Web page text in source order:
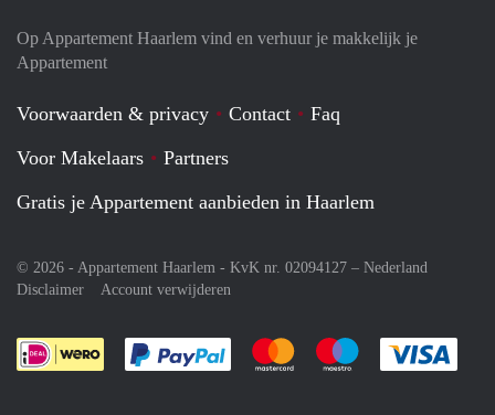
Op Appartement Haarlem vind en verhuur je makkelijk je
Appartement
Voorwaarden & privacy Contact
Faq
Voor Makelaars
Partners
Gratis je Appartement aanbieden in Haarlem
© 2026 - Appartement Haarlem - KvK nr. 02094127 – Nederland
Disclaimer
Account verwijderen
Je rekent gemakkelijk af met Paypal
Je rekent gemakkelijk af met
Je rekent